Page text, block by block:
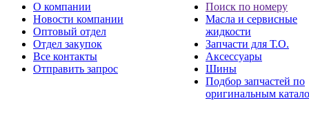
О компании
Новости компании
Оптовый отдел
Отдел закупок
Все контакты
Отправить запрос
Поиск по номеру
Масла и сервисные
жидкости
Запчасти для Т.О.
Аксессуары
Шины
Подбор запчастей по
оригинальным